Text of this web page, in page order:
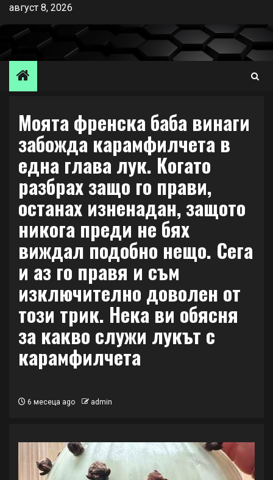
Skip
content
август 8, 2026
Моята френска баба винаги
забожда карамфилчета в
една глава лук. Когато
разбрах защо го прави,
останах изненадан, защото
никога преди не бях
виждал подобно нещо. Сега
и аз го правя и съм
изключително доволен от
този трик. Нека ви обясня
за какво служи лукът с
карамфилчета
6 месеца ago admin